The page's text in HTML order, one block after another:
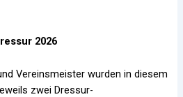
2026
Vereinsmeister wurden in diesem
zwei Dressur-